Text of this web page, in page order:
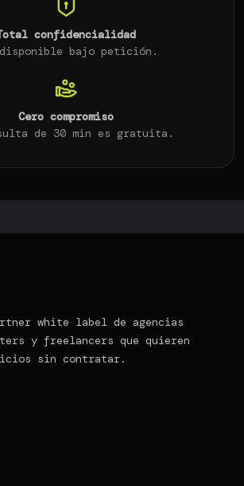
confidencialidad
disponible bajo petición.
Cero compromiso
de 30 min es gratuita.
white label de agencias
y freelancers que quieren
sin contratar.